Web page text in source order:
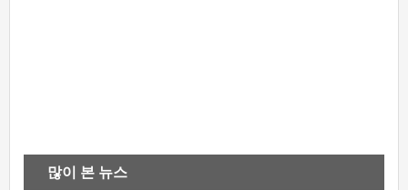
많이 본 뉴스